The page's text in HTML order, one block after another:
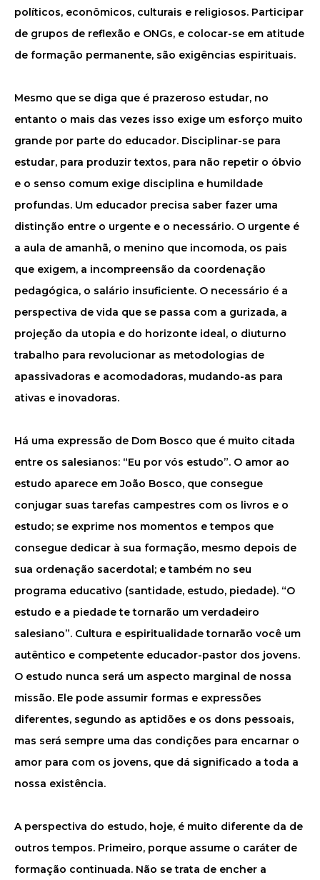
políticos, econômicos, culturais e religiosos. Participar
de grupos de reflexão e ONGs, e colocar-se em atitude
de formação permanente, são exigências espirituais.
Mesmo que se diga que é prazeroso estudar, no
entanto o mais das vezes isso exige um esforço muito
grande por parte do educador. Disciplinar-se para
estudar, para produzir textos, para não repetir o óbvio
e o senso comum exige disciplina e humildade
profundas. Um educador precisa saber fazer uma
distinção entre o urgente e o necessário. O urgente é
a aula de amanhã, o menino que incomoda, os pais
que exigem, a incompreensão da coordenação
pedagógica, o salário insuficiente. O necessário é a
perspectiva de vida que se passa com a gurizada, a
projeção da utopia e do horizonte ideal, o diuturno
trabalho para revolucionar as metodologias de
apassivadoras e acomodadoras, mudando-as para
ativas e inovadoras.
Há uma expressão de Dom Bosco que é muito citada
entre os salesianos: “Eu por vós estudo”. O amor ao
estudo aparece em João Bosco, que consegue
conjugar suas tarefas campestres com os livros e o
estudo; se exprime nos momentos e tempos que
consegue dedicar à sua formação, mesmo depois de
sua ordenação sacerdotal; e também no seu
programa educativo (santidade, estudo, piedade). “O
estudo e a piedade te tornarão um verdadeiro
salesiano”. Cultura e espiritualidade tornarão você um
autêntico e competente educador-pastor dos jovens.
O estudo nunca será um aspecto marginal de nossa
missão. Ele pode assumir formas e expressões
diferentes, segundo as aptidões e os dons pessoais,
mas será sempre uma das condições para encarnar o
amor para com os jovens, que dá significado a toda a
nossa existência.
A perspectiva do estudo, hoje, é muito diferente da de
outros tempos. Primeiro, porque assume o caráter de
formação continuada. Não se trata de encher a